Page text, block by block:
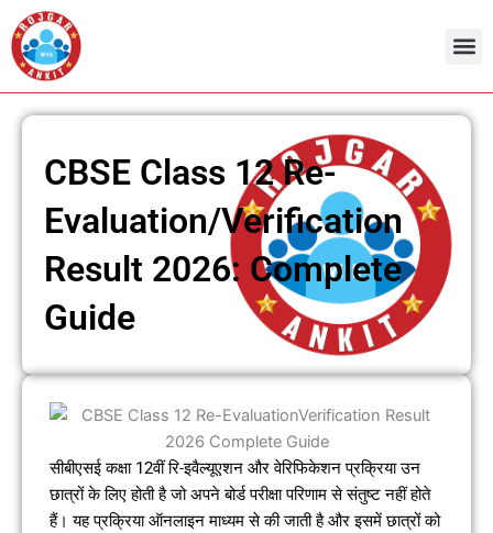
Skip
to
content
CBSE Class 12 Re-
Evaluation/Verification
Result 2026: Complete
Guide
सीबीएसई कक्षा 12वीं रि-इवैल्यूएशन और वेरिफिकेशन प्रक्रिया उन
छात्रों के लिए होती है जो अपने बोर्ड परीक्षा परिणाम से संतुष्ट नहीं होते
हैं। यह प्रक्रिया ऑनलाइन माध्यम से की जाती है और इसमें छात्रों को